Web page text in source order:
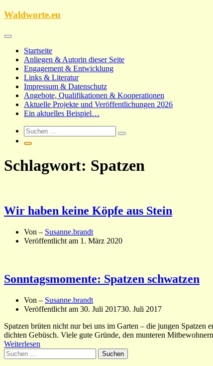
Zum
Waldworte.eu
Startseite
Anliegen & Autorin dieser Seite
Engagement & Entwicklung
Links & Literatur
Impressum & Datenschutz
Angebote, Qualifikationen & Kooperationen
Aktuelle Projekte und Veröffentlichungen 2026
Ein aktuelles Beispiel…
Schlagwort: Spatzen
Wir haben keine Köpfe aus Stein
Von – Susanne.brandt
Veröffentlicht am 1. März 2020
Sonntagsmomente: Spatzen schwatzen
Von – Susanne.brandt
Veröffentlicht am 30. Juli 201730. Juli 2017
Spatzen brüten nicht nur bei uns im Garten – die jungen
dichten Gebüsch. Viele gute Gründe, den munteren
Weiterlesen
Suchen
nach: